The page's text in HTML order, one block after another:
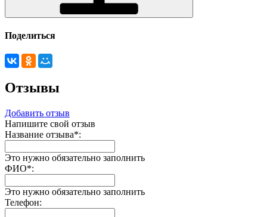
Поделиться
Отзывы
Добавить отзыв
Напишите свой отзыв
Название отзыва*:
Это нужно обязательно заполнить
ФИО*:
Это нужно обязательно заполнить
Телефон: